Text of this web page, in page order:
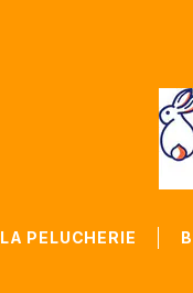
LA PELUCHERIE